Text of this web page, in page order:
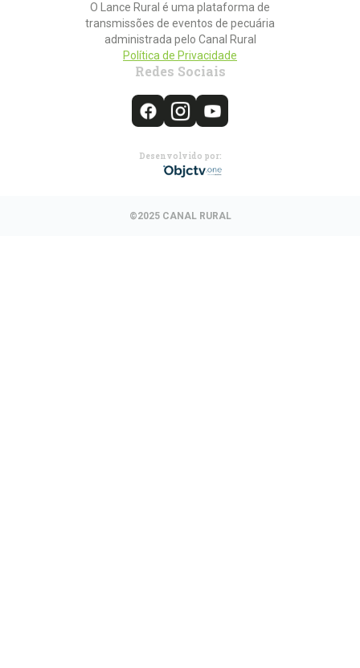
O Lance Rural é uma plataforma de
transmissões de eventos de pecuária
administrada pelo Canal Rural
Política de Privacidade
Redes Sociais
Desenvolvido por:
©2025 CANAL RURAL